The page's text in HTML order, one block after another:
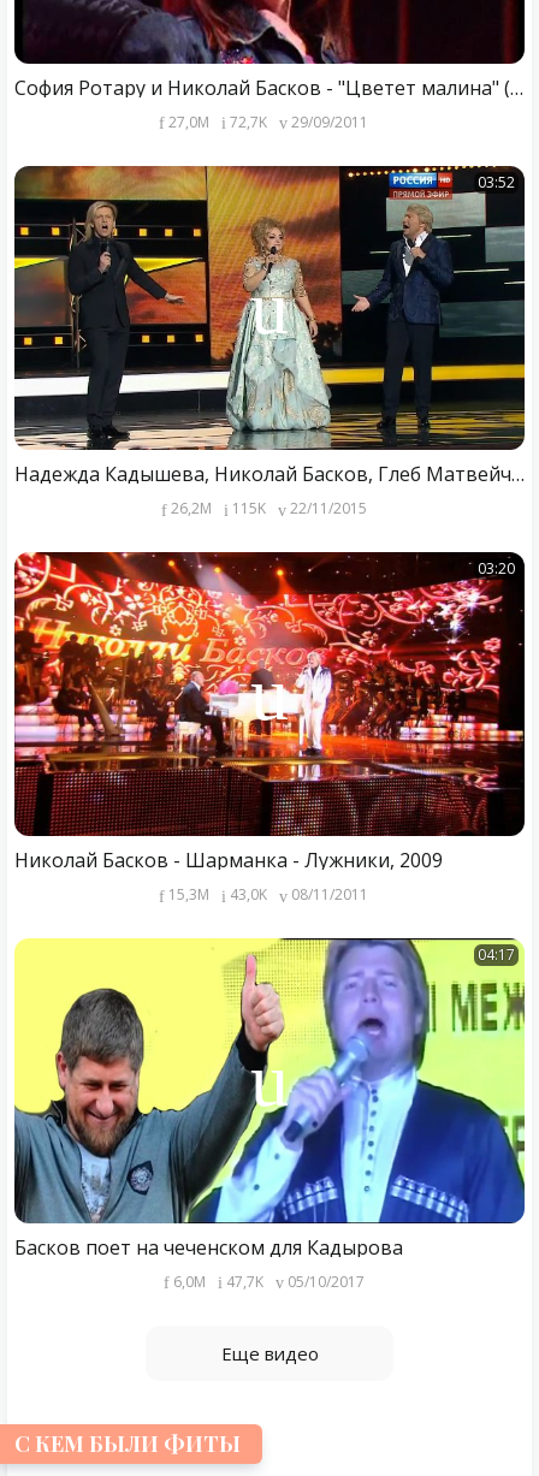
София Ротару и Николай Басков - "Цветет малина" (2005)
27,0M 72,7K 29/09/2011
03:52
Надежда Кадышева, Николай Басков, Глеб Матвейчук – Широка река.
26,2M 115K 22/11/2015
03:20
Николай Басков - Шарманка - Лужники, 2009
15,3M 43,0K 08/11/2011
04:17
Басков поет на чеченском для Кадырова
6,0M 47,7K 05/10/2017
Еще видео
С КЕМ БЫЛИ ФИТЫ